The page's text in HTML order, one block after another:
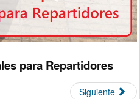
para Repartidores
Siguiente